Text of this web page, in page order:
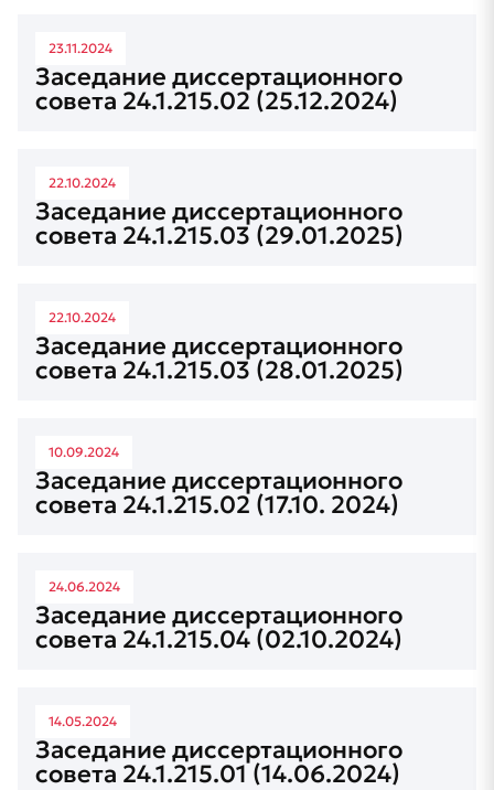
23.11.2024
Заседание диссертационного
совета 24.1.215.02 (25.12.2024)
22.10.2024
Заседание диссертационного
совета 24.1.215.03 (29.01.2025)
22.10.2024
Заседание диссертационного
совета 24.1.215.03 (28.01.2025)
10.09.2024
Заседание диссертационного
совета 24.1.215.02 (17.10. 2024)
24.06.2024
Заседание диссертационного
совета 24.1.215.04 (02.10.2024)
14.05.2024
Заседание диссертационного
совета 24.1.215.01 (14.06.2024)